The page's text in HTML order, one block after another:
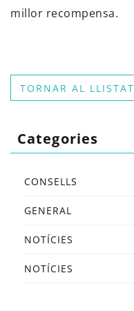
Categories
CONSELLS
GENERAL
NOTÍCIES
NOTÍCIES
millor recompensa.
TORNAR AL LLISTAT